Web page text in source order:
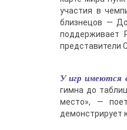
участия в
близнецов —
поддерживает
представители
У игр имеются
гимна до
место», —
демонстрирует